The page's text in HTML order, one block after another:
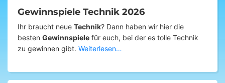
Gewinnspiele Technik 2026
Ihr braucht neue Technik? Dann haben wir hier die
besten Gewinnspiele für euch, bei der es tolle Technik
zu gewinnen gibt. Weiterlesen…